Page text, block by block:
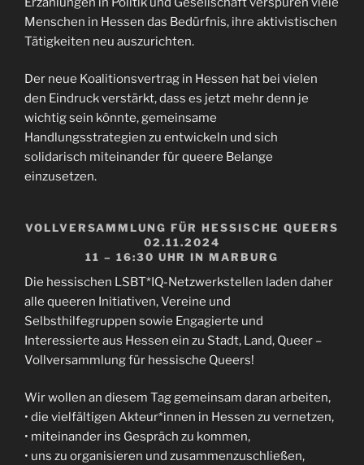
Menschen in Hessen das Bedürfnis, ihre aktivistischen
Tätigkeiten neu auszurichten.
Der neue Koalitionsvertrag in Hessen hat bei vielen
den Eindruck verstärkt, dass es jetzt mehr denn je
wichtig sein könnte, gemeinsame
Handlungsstrategien zu entwickeln und sich
solidarisch miteinander für queere Belange
einzusetzen.
VOLLVERSAMMLUNG FÜR HESSISCHE QUEERS
02.11.2024
11 – 16:30 UHR IN MARBURG
Die hessischen LSBT*IQ-Netzwerkstellen laden daher
alle queeren Initiativen, Vereine und
Selbsthilfegruppen sowie Engagierte und
Interessierte aus Hessen ein zu Stadt, Land, Queer –
Vollversammlung für hessische Queers!
Wir wollen an diesem Tag gemeinsam daran arbeiten,
• die vielfältigen Akteur*innen in Hessen zu vernetzen,
• miteinander ins Gespräch zu kommen,
• uns zu organisieren und zusammenzuschließen,